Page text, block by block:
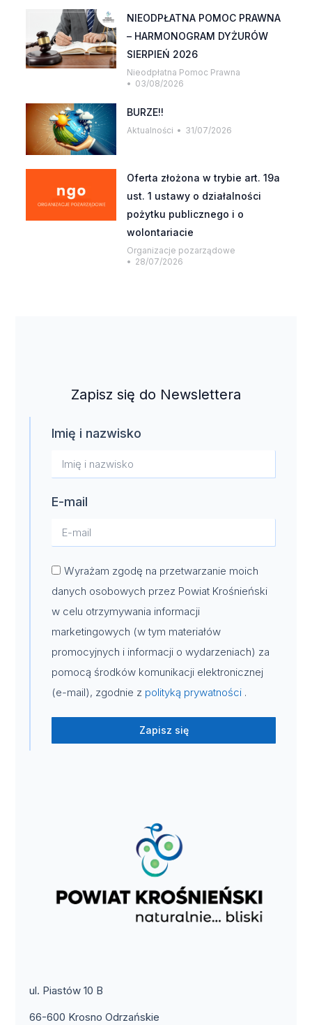
NIEODPŁATNA POMOC PRAWNA
– HARMONOGRAM DYŻURÓW
SIERPIEŃ 2026
Nieodpłatna Pomoc Prawna
03/08/2026
BURZE!!
Aktualności 31/07/2026
Oferta złożona w trybie art. 19a
ust. 1 ustawy o działalności
pożytku publicznego i o
wolontariacie
Organizacje pozarządowe
28/07/2026
Zapisz się do Newslettera
Imię i nazwisko
E-mail
Wyrażam zgodę na przetwarzanie moich
danych osobowych przez Powiat Krośnieński
w celu otrzymywania informacji
marketingowych (w tym materiałów
promocyjnych i informacji o wydarzeniach) za
pomocą środków komunikacji elektronicznej
(e-mail), zgodnie z polityką prywatności .
Zapisz się
ul. Piastów 10 B
66-600 Krosno Odrzańskie